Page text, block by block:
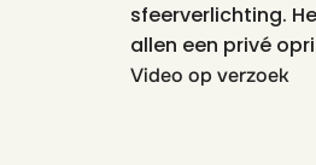
sfeerverlichting.
allen een privé
Video op verzoek